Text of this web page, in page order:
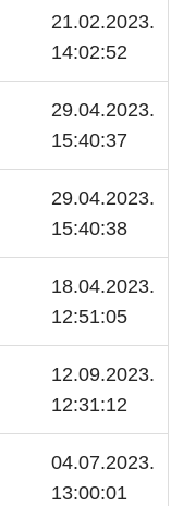
21.02.2023.
14:02:52
29.04.2023.
15:40:37
29.04.2023.
15:40:38
18.04.2023.
12:51:05
12.09.2023.
12:31:12
04.07.2023.
13:00:01